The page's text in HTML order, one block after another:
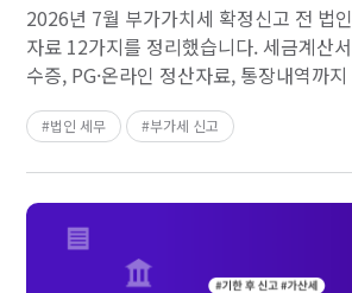
2026년 7월 부가가치세 확정신고 전 법
자료 12가지를 정리했습니다. 세금계산
수증, PG·온라인 정산자료, 통장내역까
법인 세무 부가세 신고